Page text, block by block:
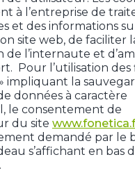
à l’entreprise de
et des informations
site web, de faciliter
de l’internaute et
Pour l’utilisation des
impliquant la
de données à caractère
le consentement de
du site
demandé par le
s’affichant en bas